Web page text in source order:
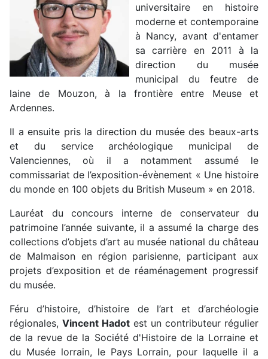
universitaire en histoire
moderne et contemporaine
à Nancy, avant d'entamer
sa carrière en 2011 à la
direction du musée
municipal du feutre de
laine de Mouzon, à la frontière entre Meuse et
Ardennes.
Il a ensuite pris la direction du musée des beaux-arts
et du service archéologique municipal de
Valenciennes, où il a notamment assumé le
commissariat de l’exposition-évènement « Une histoire
du monde en 100 objets du British Museum » en 2018.
Lauréat du concours interne de conservateur du
patrimoine l’année suivante, il a assumé la charge des
collections d’objets d’art au musée national du château
de Malmaison en région parisienne, participant aux
projets d’exposition et de réaménagement progressif
du musée.
Féru d’histoire, d’histoire de l’art et d’archéologie
régionales, Vincent Hadot est un contributeur régulier
de la revue de la Société d'Histoire de la Lorraine et
du Musée lorrain, le Pays Lorrain, pour laquelle il a